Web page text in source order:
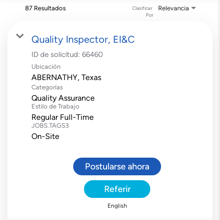
87 Resultados Relevancia
Clasificar
Por
Quality Inspector, EI&C
ID de solicitud: 66460
Ubicación
Categorías
Quality Assurance
Estilo de Trabajo
Regular Full-Time
JOBS.TAGS3
On-Site
Postularse ahora
Referir
English